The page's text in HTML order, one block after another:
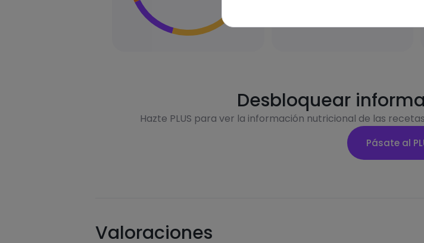
Desbloquear
Hazte PLUS para ver la información nutricional de las
Pásate al
Valoraciones